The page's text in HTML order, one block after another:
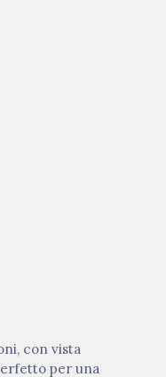
con vista
per una